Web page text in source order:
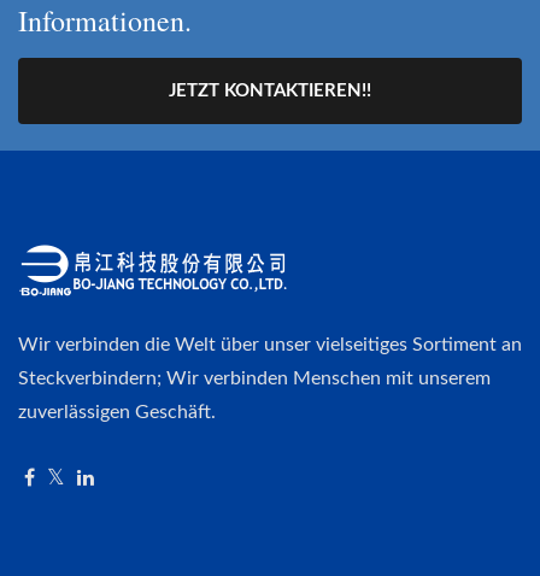
Informationen.
JETZT KONTAKTIEREN!!
Wir verbinden die Welt über unser vielseitiges Sortiment an
Steckverbindern; Wir verbinden Menschen mit unserem
zuverlässigen Geschäft.